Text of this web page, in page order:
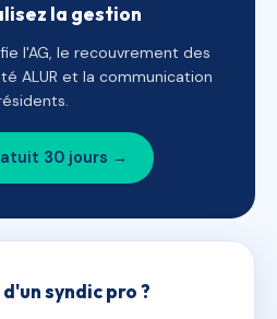
la gestion
l'AG, le recouvrement des
ALUR et la communication
30 jours →
syndic pro ?